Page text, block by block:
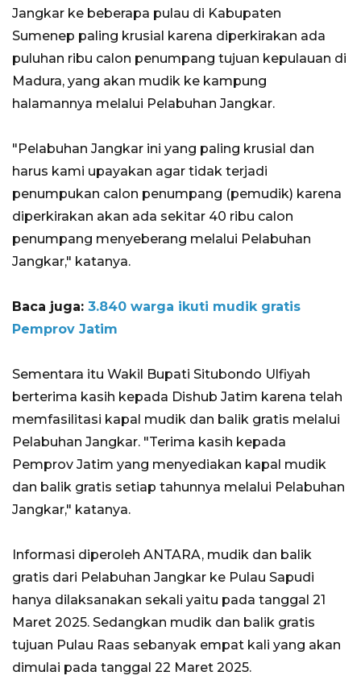
Jangkar ke beberapa pulau di Kabupaten
Sumenep paling krusial karena diperkirakan ada
puluhan ribu calon penumpang tujuan kepulauan di
Madura, yang akan mudik ke kampung
halamannya melalui Pelabuhan Jangkar.
"Pelabuhan Jangkar ini yang paling krusial dan
harus kami upayakan agar tidak terjadi
penumpukan calon penumpang (pemudik) karena
diperkirakan akan ada sekitar 40 ribu calon
penumpang menyeberang melalui Pelabuhan
Jangkar," katanya.
Baca juga: 3.840 warga ikuti mudik gratis
Pemprov Jatim
Sementara itu Wakil Bupati Situbondo Ulfiyah
berterima kasih kepada Dishub Jatim karena telah
memfasilitasi kapal mudik dan balik gratis melalui
Pelabuhan Jangkar. "Terima kasih kepada
Pemprov Jatim yang menyediakan kapal mudik
dan balik gratis setiap tahunnya melalui Pelabuhan
Jangkar," katanya.
Informasi diperoleh ANTARA, mudik dan balik
gratis dari Pelabuhan Jangkar ke Pulau Sapudi
hanya dilaksanakan sekali yaitu pada tanggal 21
Maret 2025. Sedangkan mudik dan balik gratis
tujuan Pulau Raas sebanyak empat kali yang akan
dimulai pada tanggal 22 Maret 2025.